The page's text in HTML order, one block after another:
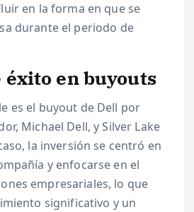
en la forma en que se
durante el periodo de
éxito en buyouts
es el buyout de Dell por
Michael Dell, y Silver Lake
la inversión se centró en
y enfocarse en el
empresariales, lo que
significativo y un